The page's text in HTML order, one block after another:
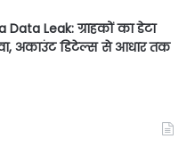
Leak: ग्राहकों का डेटा
अकाउंट डिटेल्स से आधार तक